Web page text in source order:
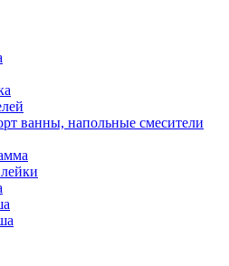
ванны, напольные смесители